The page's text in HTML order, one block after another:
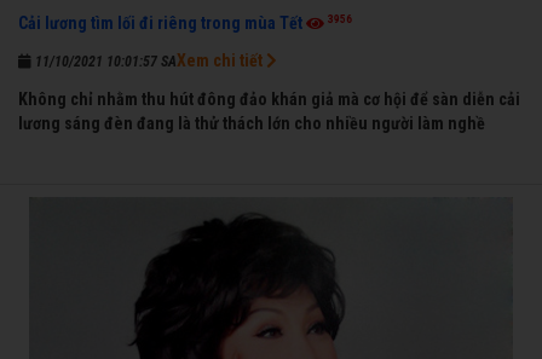
Cải lương tìm lối đi riêng trong mùa Tết 3956
11/10/2021 10:01:57 SA
Không chỉ nhằm thu hút đông đảo khán giả mà cơ hội để sàn diễn cải
lương sáng đèn đang là thử thách lớn cho nhiều người làm nghề
Xem chi tiết